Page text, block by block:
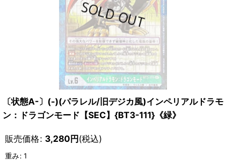
〔状態A-〕(-)(パラレル/旧デジカ風)インペリアルドラモ
ン：ドラゴンモード【SEC】{BT3-111}《緑》
販売価格: 3,280円(税込)
重み: 1